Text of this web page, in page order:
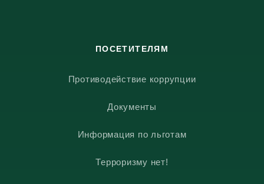
ПОСЕТИТЕЛЯМ
Противодействие коррупции
Документы
Информация по льготам
Терроризму нет!